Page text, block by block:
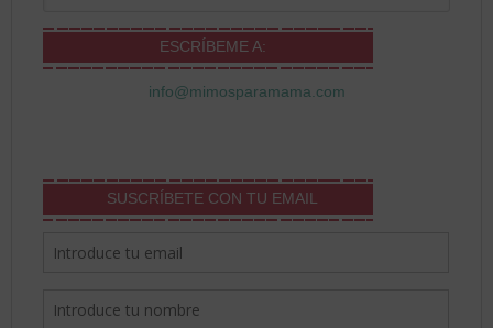
ESCRÍBEME A:
info@mimosparamama.com
SUSCRÍBETE CON TU EMAIL